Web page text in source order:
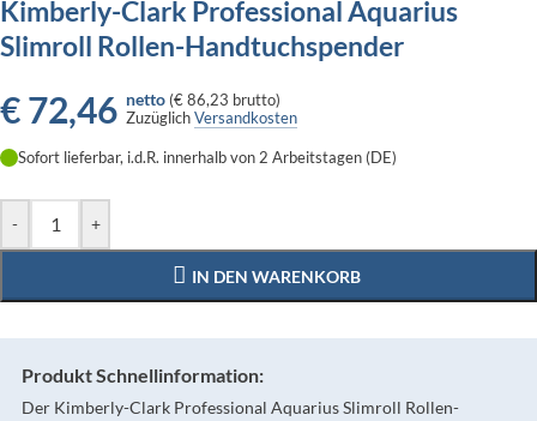
Kimberly-Clark Professional Aquarius
Slimroll Rollen-Handtuchspender
€72,46 netto (€ 86,23 brutto)
ZuzüglichVersandkosten
Sofort lieferbar, i.d.R. innerhalb von 2 Arbeitstagen (DE)
- +
IN DEN WARENKORB
Produkt Schnellinformation:
Der Kimberly-Clark Professional Aquarius Slimroll Rollen-